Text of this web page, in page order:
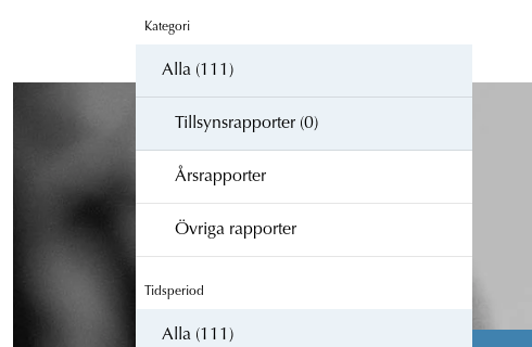
Kategori
Alla (111)
Tillsynsrapporter (0)
Årsrapporter
Övriga rapporter
Tidsperiod
Alla (111)